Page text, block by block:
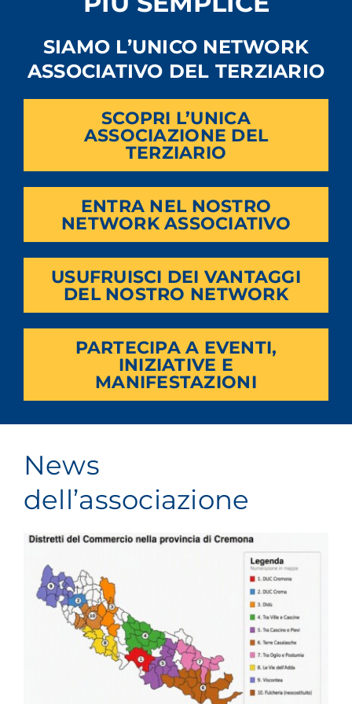
SIAMO L’UNICO NETWORK
ASSOCIATIVO DEL TERZIARIO
SCOPRI L’UNICA
ASSOCIAZIONE DEL
TERZIARIO
ENTRA NEL NOSTRO
NETWORK ASSOCIATIVO
USUFRUISCI DEI VANTAGGI
DEL NOSTRO NETWORK
PARTECIPA A EVENTI,
INIZIATIVE E
MANIFESTAZIONI
News
dell’associazione